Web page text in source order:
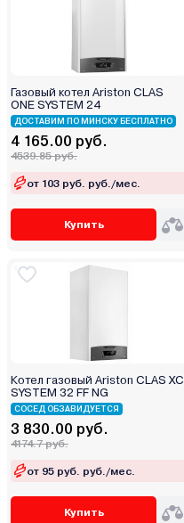
Газовый котел Ariston CLAS
ONE SYSTEM 24
ДОСТАВИМ ПО МИНСКУ БЕСПЛАТНО
4 165.00 руб.
4539.85 руб.
от 103 руб. руб./мес.
Купить
Котел газовый Ariston CLAS XC
SYSTEM 32 FF NG
СОСЕД ОБЗАВИДУЕТСЯ
3 830.00 руб.
4174.7 руб.
от 95 руб. руб./мес.
Купить